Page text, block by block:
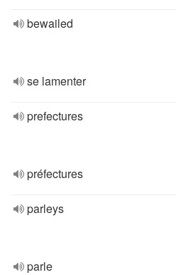
bewailed
se lamenter
prefectures
préfectures
parleys
parle